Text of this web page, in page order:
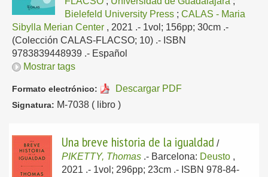
Bielefeld University Press ; CALAS - Maria
Sibylla Merian Center , 2021 .- 1vol; 156pp; 30cm .-
(Colección CALAS-FLACSO; 10) .- ISBN
9783839448939 .- Español
Mostrar tags
Formato electrónico: Descargar PDF
Signatura: M-7038 ( libro )
Una breve historia de la igualdad /
PIKETTY, Thomas .- Barcelona: Deusto ,
2021 .- 1vol; 296pp; 23cm .- ISBN 978-84-